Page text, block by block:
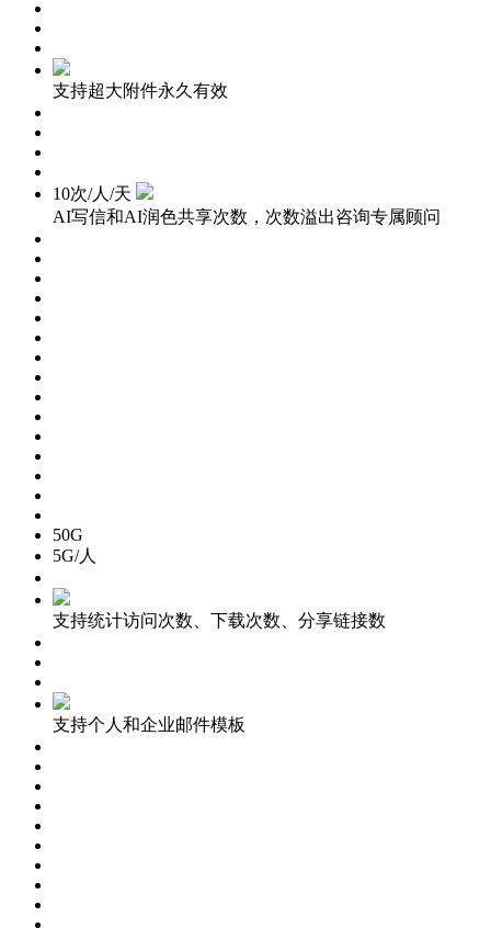
支持超大附件永久有效
10次/人/天
AI写信和AI润色共享次数，次数溢出咨询专属顾问
50G
5G/人
支持统计访问次数、下载次数、分享链接数
支持个人和企业邮件模板